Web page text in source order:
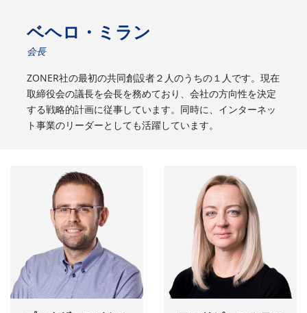
ベヘロ・ミラン
会長
ZONER社の最初の共同創設者２人のうちの１人です。現在
取締役会の議長を会長を務めており、会社の方向性を決定
する戦略的計画に従事しています。同時に、インターネッ
ト事業のリーダーとしても活躍しています。